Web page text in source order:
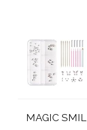
MAGIC